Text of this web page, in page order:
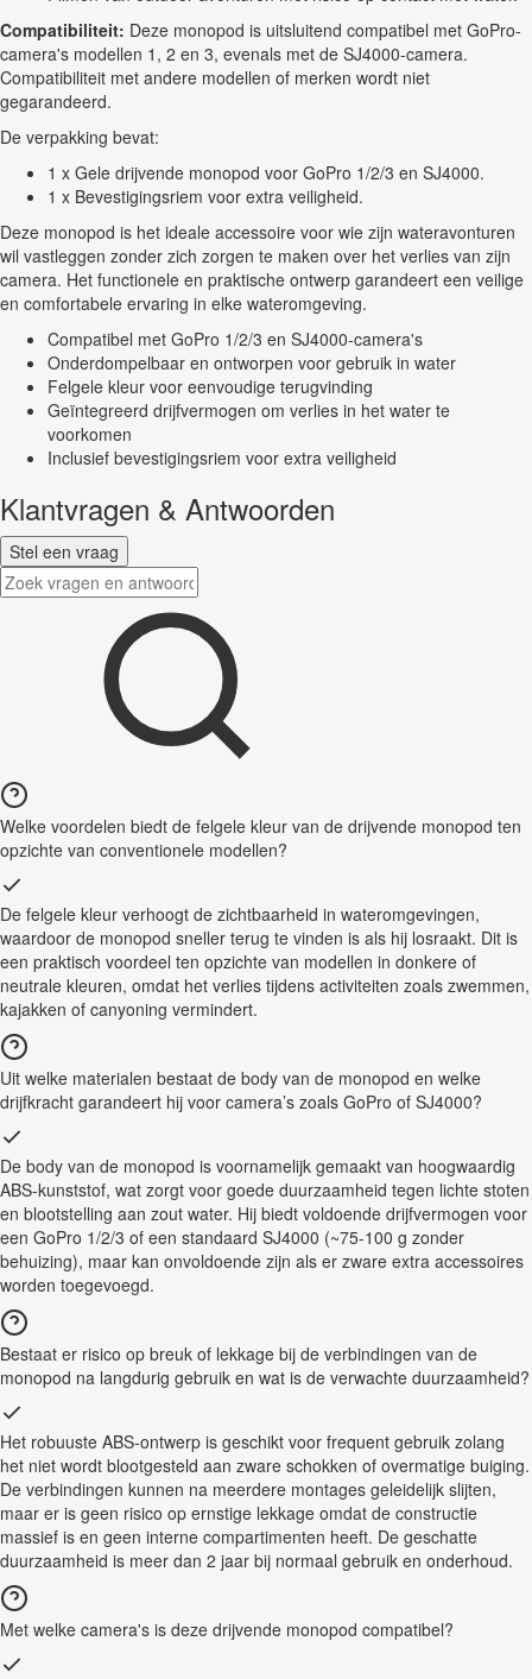
Compatibiliteit: Deze monopod is uitsluitend compatibel met GoPro-
camera's modellen 1, 2 en 3, evenals met de SJ4000-camera.
Compatibiliteit met andere modellen of merken wordt niet
gegarandeerd.
De verpakking bevat:
1 x Gele drijvende monopod voor GoPro 1/2/3 en SJ4000.
1 x Bevestigingsriem voor extra veiligheid.
Deze monopod is het ideale accessoire voor wie zijn wateravonturen
wil vastleggen zonder zich zorgen te maken over het verlies van zijn
camera. Het functionele en praktische ontwerp garandeert een veilige
en comfortabele ervaring in elke wateromgeving.
Compatibel met GoPro 1/2/3 en SJ4000-camera's
Onderdompelbaar en ontworpen voor gebruik in water
Felgele kleur voor eenvoudige terugvinding
Geïntegreerd drijfvermogen om verlies in het water te
voorkomen
Inclusief bevestigingsriem voor extra veiligheid
Klantvragen & Antwoorden
Stel een vraag
Welke voordelen biedt de felgele kleur van de drijvende monopod ten
opzichte van conventionele modellen?
De felgele kleur verhoogt de zichtbaarheid in wateromgevingen,
waardoor de monopod sneller terug te vinden is als hij losraakt. Dit is
een praktisch voordeel ten opzichte van modellen in donkere of
neutrale kleuren, omdat het verlies tijdens activiteiten zoals zwemmen,
kajakken of canyoning vermindert.
Uit welke materialen bestaat de body van de monopod en welke
drijfkracht garandeert hij voor camera’s zoals GoPro of SJ4000?
De body van de monopod is voornamelijk gemaakt van hoogwaardig
ABS-kunststof, wat zorgt voor goede duurzaamheid tegen lichte stoten
en blootstelling aan zout water. Hij biedt voldoende drijfvermogen voor
een GoPro 1/2/3 of een standaard SJ4000 (~75-100 g zonder
behuizing), maar kan onvoldoende zijn als er zware extra accessoires
worden toegevoegd.
Bestaat er risico op breuk of lekkage bij de verbindingen van de
monopod na langdurig gebruik en wat is de verwachte duurzaamheid?
Het robuuste ABS-ontwerp is geschikt voor frequent gebruik zolang
het niet wordt blootgesteld aan zware schokken of overmatige buiging.
De verbindingen kunnen na meerdere montages geleidelijk slijten,
maar er is geen risico op ernstige lekkage omdat de constructie
massief is en geen interne compartimenten heeft. De geschatte
duurzaamheid is meer dan 2 jaar bij normaal gebruik en onderhoud.
Met welke camera's is deze drijvende monopod compatibel?